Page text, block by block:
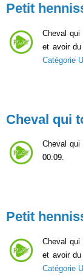
Petit
Cheval qui
et avoir du
Catégorie
Cheval qui
Cheval
00:09.
Petit
Cheval qui
et avoir
Catégorie